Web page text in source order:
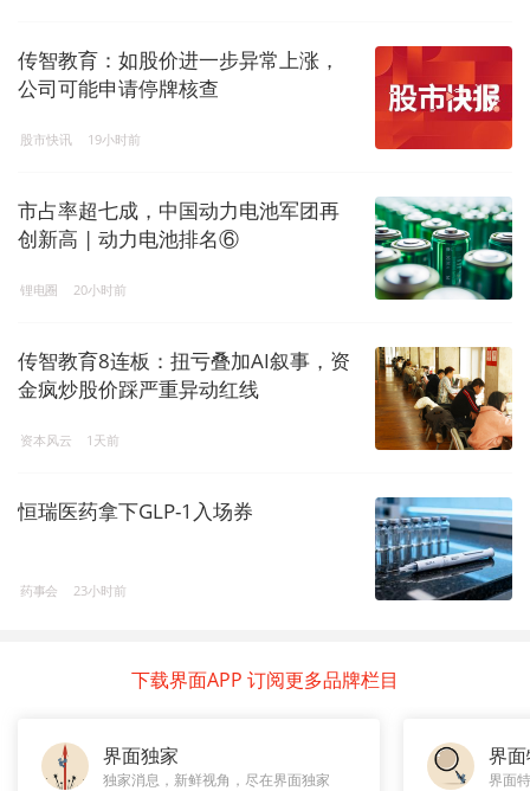
传智教育：如股价进一步异常上涨，
公司可能申请停牌核查
股市快讯 19小时前
市占率超七成，中国动力电池军团再
创新高 | 动力电池排名⑥
锂电圈 20小时前
传智教育8连板：扭亏叠加AI叙事，资
金疯炒股价踩严重异动红线
资本风云 1天前
恒瑞医药拿下GLP-1入场券
药事会 23小时前
下载界面APP 订阅更多品牌栏目
界面独家
独家消息，新鲜视角，尽在界面独家
界
界面